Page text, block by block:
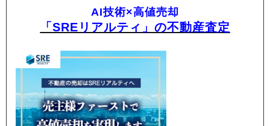
AI技術×高値売却
「SREリアルティ」の不動産査定